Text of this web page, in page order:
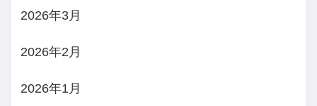
2026年3月
2026年2月
2026年1月